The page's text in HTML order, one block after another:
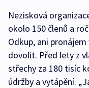
Nezisková
okolo 150 členů a
Odkup, ani
dovolit. Před lety z
střechy za 180 tisíc
údržby a vytápění.